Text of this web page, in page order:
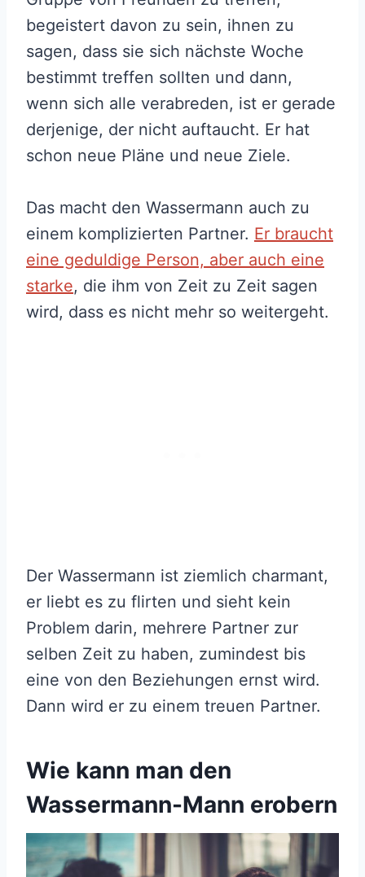
begeistert davon zu sein, ihnen zu
sagen, dass sie sich nächste Woche
bestimmt treffen sollten und dann,
wenn sich alle verabreden, ist er gerade
derjenige, der nicht auftaucht. Er hat
schon neue Pläne und neue Ziele.
Das macht den Wassermann auch zu
einem komplizierten Partner. Er braucht
eine geduldige Person, aber auch eine
starke, die ihm von Zeit zu Zeit sagen
wird, dass es nicht mehr so weitergeht.
Der Wassermann ist ziemlich charmant,
er liebt es zu flirten und sieht kein
Problem darin, mehrere Partner zur
selben Zeit zu haben, zumindest bis
eine von den Beziehungen ernst wird.
Dann wird er zu einem treuen Partner.
Wie kann man den
Wassermann-Mann erobern